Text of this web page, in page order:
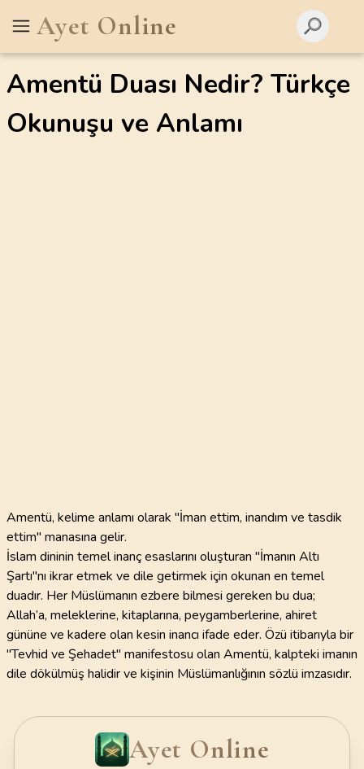
Ayet Online
Amentü Duası Nedir? Türkçe
Okunuşu ve Anlamı
Amentü, kelime anlamı olarak "İman ettim, inandım ve tasdik
ettim" manasına gelir.
İslam dininin temel inanç esaslarını oluşturan "İmanın Altı
Şartı"nı ikrar etmek ve dile getirmek için okunan en temel
duadır. Her Müslümanın ezbere bilmesi gereken bu dua;
Allah’a, meleklerine, kitaplarına, peygamberlerine, ahiret
gününe ve kadere olan kesin inancı ifade eder. Özü itibarıyla bir
"Tevhid ve Şehadet" manifestosu olan Amentü, kalpteki imanın
dile dökülmüş halidir ve kişinin Müslümanlığının sözlü imzasıdır.
Ayet Online